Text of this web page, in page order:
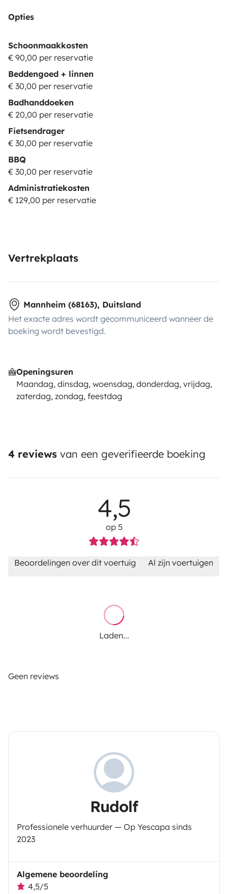
Opties
Schoonmaakkosten
€ 90,00 per reservatie
Beddengoed + linnen
€ 30,00 per reservatie
Badhanddoeken
€ 20,00 per reservatie
Fietsendrager
€ 30,00 per reservatie
BBQ
€ 30,00 per reservatie
Administratiekosten
€ 129,00 per reservatie
Vertrekplaats
Mannheim (68163), Duitsland
Het exacte adres wordt gecommuniceerd wanneer de
boeking wordt bevestigd.
Openingsuren
Maandag, dinsdag, woensdag, donderdag, vrijdag,
zaterdag, zondag, feestdag
4 reviews van een geverifieerde boeking
4,5
op 5
Beoordelingen over dit voertuig Al zijn voertuigen
Laden...
Geen reviews
Rudolf
Professionele verhuurder — Op Yescapa sinds
2023
Algemene beoordeling
4,5/5